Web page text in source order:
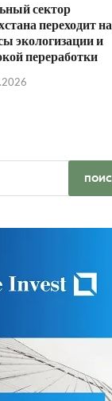
сектор
переходит на
экологизации и
переработки